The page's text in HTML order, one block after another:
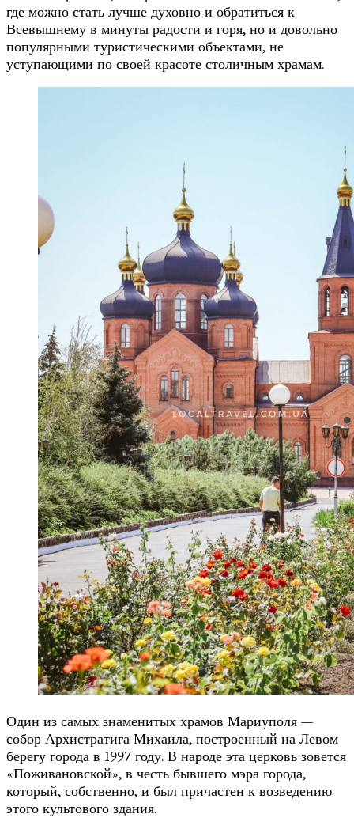
где можно стать лучше духовно и обратиться к
Всевышнему в минуты радости и горя, но и довольно
популярными туристическими объектами, не
уступающими по своей красоте столичным храмам.
Один из самых знаменитых храмов Мариуполя —
собор Архистратига Михаила, построенный на Левом
берегу города в 1997 году. В народе эта церковь зовется
«Поживановской», в честь бывшего мэра города,
который, собственно, и был причастен к возведению
этого культового здания.